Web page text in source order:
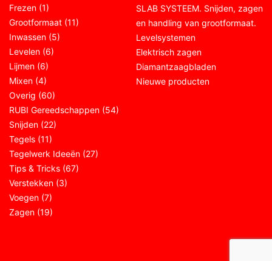
Frezen (1)
Grootformaat (11)
Inwassen (5)
Levelen (6)
Lijmen (6)
Mixen (4)
Overig (60)
RUBI Gereedschappen (54)
Snijden (22)
Tegels (11)
Tegelwerk Ideeën (27)
Tips & Tricks (67)
Verstekken (3)
Voegen (7)
Zagen (19)
SLAB SYSTEEM. Snijden, zagen
en handling van grootformaat.
Levelsystemen
Elektrisch zagen
Diamantzaagbladen
Nieuwe producten